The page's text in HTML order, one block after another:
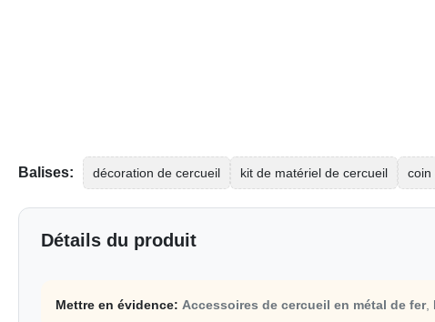
Balises: décoration de cercueil kit de matériel de cercueil coin
Détails du produit
Mettre en évidence: Accessoires de cercueil en métal de fer,